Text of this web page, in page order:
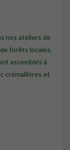
nos ateliers de
forêts locales,
assemblés à
crémaillères et